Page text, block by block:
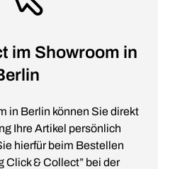
im Showroom in
in Berlin können Sie direkt
Ihre Artikel persönlich
hierfür beim Bestellen
Click & Collect” bei der